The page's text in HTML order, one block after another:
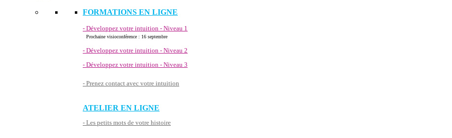
FORMATIONS EN LIGNE
- Développez votre intuition - Niveau 1
Prochaine visioconférence : 16 septembre
- Développez votre intuition - Niveau 2
- Développez votre intuition - Niveau 3
- Prenez contact avec votre intuition
ATELIER EN LIGNE
- Les petits mots de votre histoire